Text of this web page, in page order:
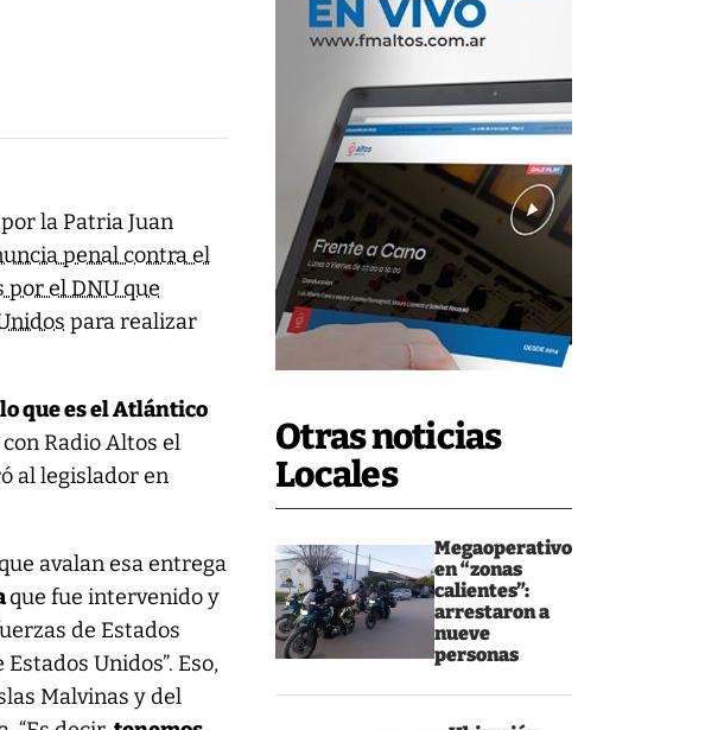
Otras noticias
Locales
Megaoperativo
en “zonas
calientes”:
arrestaron a
nueve
personas
la Patria Juan
penal contra el
el DNU que
para realizar
que es el Atlántico
Radio Altos el
al legislador en
avalan esa entrega
que fue intervenido y
de Estados
Unidos”. Eso,
Malvinas y del